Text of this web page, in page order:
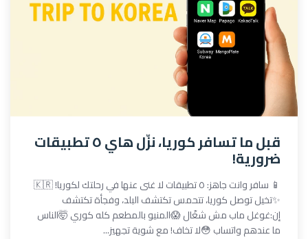
قبل ما تسافر كوريا، نزّل هاي ٥ تطبيقات
ضرورية!
📱 سافر وانت جاهز: ٥ تطبيقات لا غنى عنها في رحلتك لكوريا! 🇰🇷
✨تخيل توصل كوريا، تتحمس تكتشف البلد، وفجأة تكتشف
إن:غوغل ماب مش شغّال 😱المنيو بالمطعم كله كوري 🤯الناس
ما عندهم واتساب 😳لا تخاف! مع شوية تجهيز...